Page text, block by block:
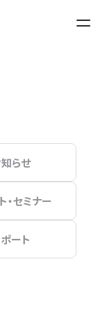
らせ
・セミナー
ート